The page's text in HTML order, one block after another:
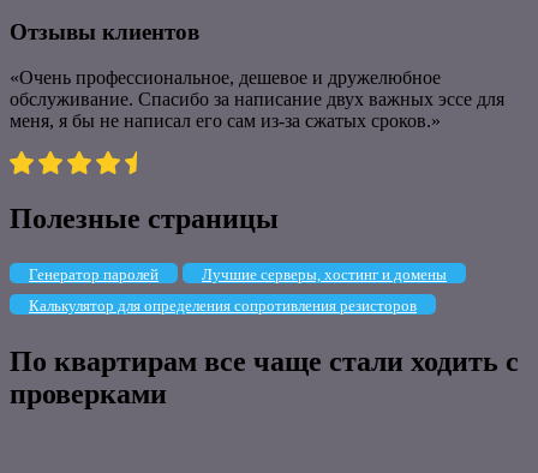
Отзывы клиентов
«Очень профессиональное, дешевое и дружелюбное
обслуживание. Спасибо за написание двух важных эссе для
меня, я бы не написал его сам из-за сжатых сроков.»
Полезные страницы
Генератор паролей
Лучшие серверы, хостинг и домены
Калькулятор для определения сопротивления резисторов
По квартирам все чаще стали ходить с
проверками